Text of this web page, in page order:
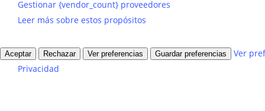
Gestionar {vendor_count} proveedores
Leer más sobre estos propósitos
Aceptar Rechazar Ver preferencias Guardar preferencias
Ver
Privacidad